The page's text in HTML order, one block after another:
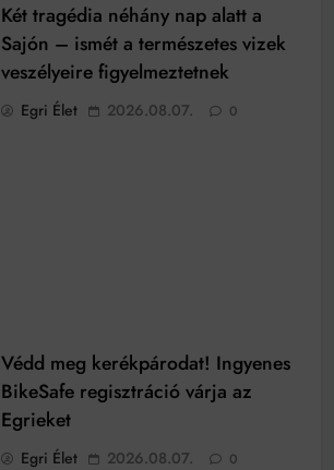
Két tragédia néhány nap alatt a
Sajón – ismét a természetes vizek
veszélyeire figyelmeztetnek
Egri Élet 2026.08.07. 0
Védd meg kerékpárodat! Ingyenes
BikeSafe regisztráció várja az
Egrieket
Egri Élet 2026.08.07. 0